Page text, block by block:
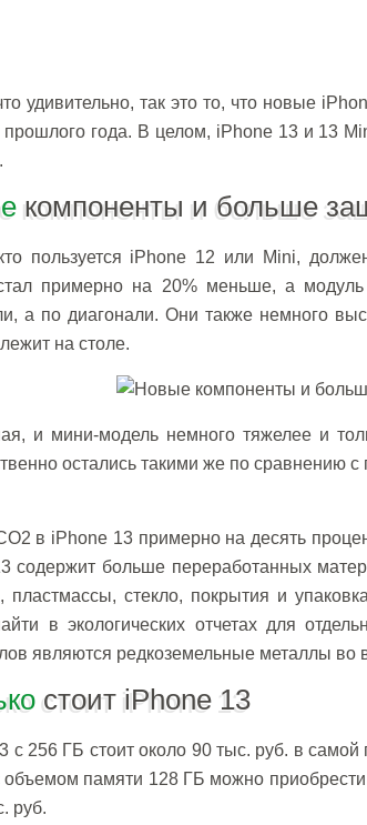
удивительно, так это то, что новые
года. В целом, iPhone 13 и 13
компоненты и больше
пользуется iPhone 12 или Mini,
примерно на 20% меньше, а
а по диагонали. Они также немного
на столе.
и мини-модель немного тяжелее и
остались такими же по сравнению
в iPhone 13 примерно на десять
содержит больше переработанных
пластмассы, стекло, покрытия и
в экологических отчетах для
являются редкоземельные металлы во
стоит iPhone 13
с 256 ГБ стоит около 90 тыс. руб. в
объемом памяти 128 ГБ можно
руб.